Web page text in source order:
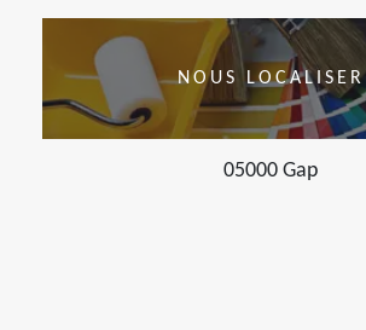
NOUS LOCALISER
05000 Gap